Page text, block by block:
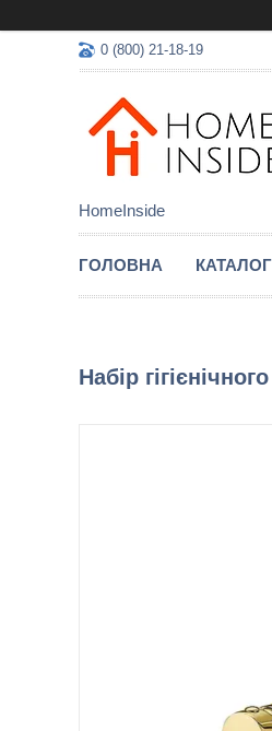
0 (800) 21-18-19
HomeInside
ГОЛОВНА
Набір